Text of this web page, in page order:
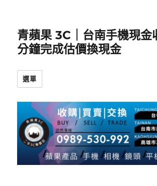
青蘋果 3C｜台南手機現金
分鐘完成估價換現金
選單